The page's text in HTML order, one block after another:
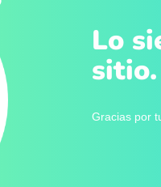
Lo
sitio.
Gracias por